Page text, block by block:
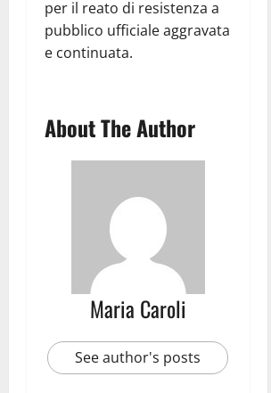
per il reato di resistenza a
pubblico ufficiale aggravata
e continuata.
About The Author
Maria Caroli
See author's posts